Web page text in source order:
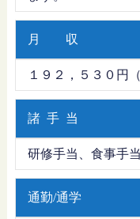
月 収
１９２，５３０円
諸 手 当
研修手当、食事手
通勤/通学